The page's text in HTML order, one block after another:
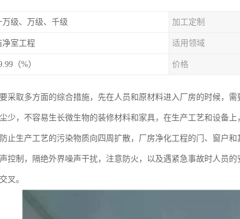
万级、万级、千级 加工定制
净室工程 适用领域
（%） 价格
采取多方面的综合措施，先在人员和原材料进入厂房的时候，
少，不容易生长微生物的装修材料和家具，在生产工艺和设备
止生产工艺的污染物质向四周扩散，厂房净化工程的门、窗户和
控制，隔绝外界噪声干扰，注意防火，以及遇紧急事故时人员
叉。